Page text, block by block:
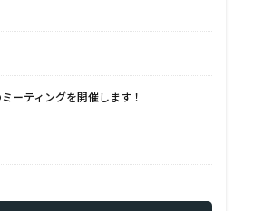
ミーティングを開催します！